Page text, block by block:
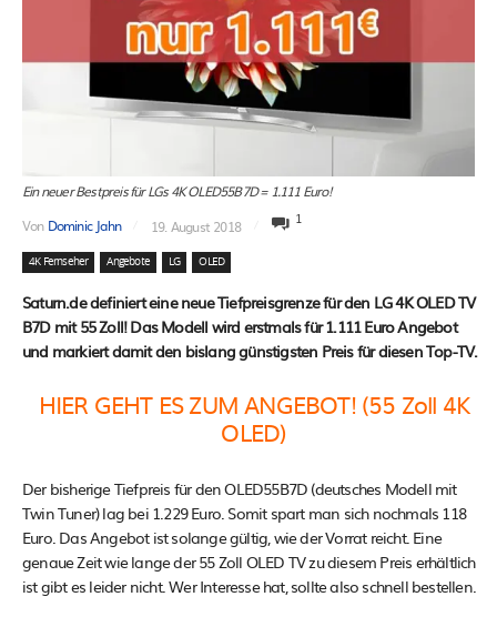
Ein neuer Bestpreis für LGs 4K OLED55B7D = 1.111 Euro!
Von Dominic Jahn 19. August 2018 1
4K Fernseher Angebote LG OLED
Saturn.de definiert eine neue Tiefpreisgrenze für den LG 4K OLED TV
B7D mit 55 Zoll! Das Modell wird erstmals für 1.111 Euro Angebot
und markiert damit den bislang günstigsten Preis für diesen Top-TV.
HIER GEHT ES ZUM ANGEBOT! (55 Zoll 4K
OLED)
Der bisherige Tiefpreis für den OLED55B7D (deutsches Modell mit
Twin Tuner) lag bei 1.229 Euro. Somit spart man sich nochmals 118
Euro. Das Angebot ist solange gültig, wie der Vorrat reicht. Eine
genaue Zeit wie lange der 55 Zoll OLED TV zu diesem Preis erhältlich
ist gibt es leider nicht. Wer Interesse hat, sollte also schnell bestellen.